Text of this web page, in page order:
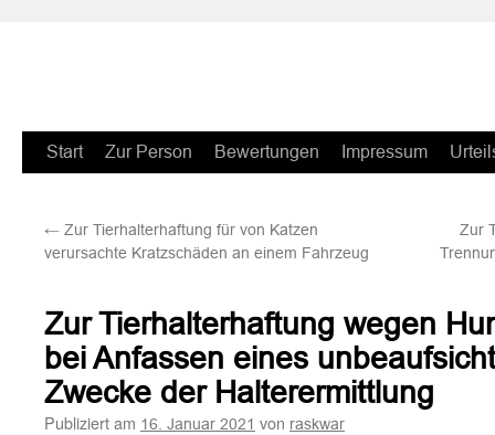
Zum
springen
Start Zur Person Bewertungen Impressum
← Zur Tierhalterhaftung für von Katzen
verursachte Kratzschäden an einem Fahrzeug
Zur
Zur Tierhalterhaftung wegen
bei Anfassen eines
Zwecke der Halterermittlung
Publiziert am 16. Januar 2021 von raskwar